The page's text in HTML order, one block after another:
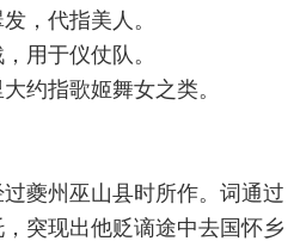
，代指美人。
用于仪仗队。
约指歌姬舞女之类。
夔州巫山县时所作。词通过
突现出他贬谪途中去国怀乡